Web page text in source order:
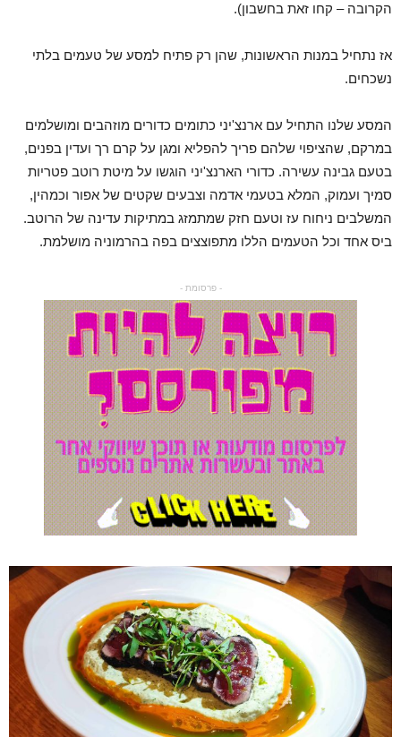
הקרובה – קחו זאת בחשבון).
אז נתחיל במנות הראשונות, שהן רק פתיח למסע של טעמים בלתי
נשכחים.
המסע שלנו התחיל עם ארנצ'יני כתומים כדורים מוזהבים ומושלמים
במרקם, שהציפוי שלהם פריך להפליא ומגן על קרם רך ועדין בפנים,
בטעם גבינה עשירה. כדורי הארנצ'יני הוגשו על מיטת רוטב פטריות
סמיך ועמוק, המלא בטעמי אדמה וצבעים שקטים של אפור וכמהין,
המשלבים ניחוח עז וטעם חזק שמתמזג במתיקות עדינה של הרוטב.
ביס אחד וכל הטעמים הללו מתפוצצים בפה בהרמוניה מושלמת.
- פרסומת -